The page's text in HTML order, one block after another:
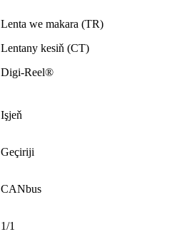
Lenta we makara (TR)
Lentany kesiň (CT)
Digi-Reel®
Işjeň
Geçiriji
CANbus
1/1